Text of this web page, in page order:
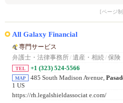
[ページ
All Galaxy Financial
専門サービス
弁護士・法律事務所/ 遺産・相続/ 保険
TEL +1 (323) 524-5566
MAP 485 South Madison Avenue,
1 US
https://rh.legalshieldassociat e.com/